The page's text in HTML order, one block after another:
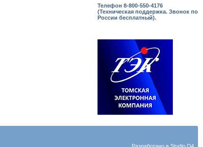
Телефон 8-800-550-4176
(Техническая поддержка. Звонок по
России бесплатный).